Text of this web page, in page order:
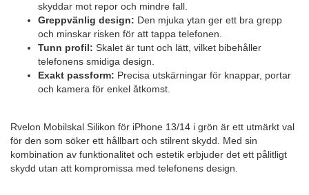
skyddar mot repor och mindre fall.
Greppvänlig design: Den mjuka ytan ger ett bra grepp
och minskar risken för att tappa telefonen.
Tunn profil: Skalet är tunt och lätt, vilket bibehåller
telefonens smidiga design.
Exakt passform: Precisa utskärningar för knappar, portar
och kamera för enkel åtkomst.
Rvelon Mobilskal Silikon för iPhone 13/14 i grön är ett utmärkt val
för den som söker ett hållbart och stilrent skydd. Med sin
kombination av funktionalitet och estetik erbjuder det ett pålitligt
skydd utan att kompromissa med telefonens design.